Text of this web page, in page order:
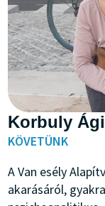
Korbuly Ági
KÖVETÜNK
A Van esély
akarásáról,